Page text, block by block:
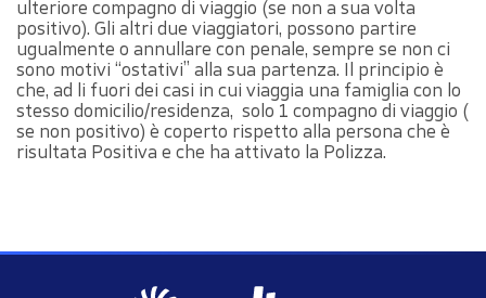
ulteriore compagno di viaggio (se non a sua volta
positivo). Gli altri due viaggiatori, possono partire
ugualmente o annullare con penale, sempre se non ci
sono motivi “ostativi” alla sua partenza. Il principio è
che, ad li fuori dei casi in cui viaggia una famiglia con lo
stesso domicilio/residenza, solo 1 compagno di viaggio (
se non positivo) è coperto rispetto alla persona che è
risultata Positiva e che ha attivato la Polizza.